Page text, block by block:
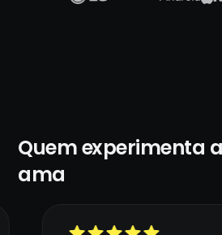
Quem experimenta
ama